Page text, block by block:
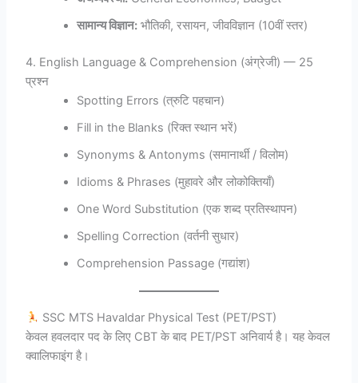
सामान्य विज्ञान: भौतिकी, रसायन, जीवविज्ञान (10वीं स्तर)
4. English Language & Comprehension (अंग्रेजी) — 25
प्रश्न
Spotting Errors (त्रुटि पहचान)
Fill in the Blanks (रिक्त स्थान भरें)
Synonyms & Antonyms (समानार्थी / विलोम)
Idioms & Phrases (मुहावरे और लोकोक्तियाँ)
One Word Substitution (एक शब्द प्रतिस्थापन)
Spelling Correction (वर्तनी सुधार)
Comprehension Passage (गद्यांश)
SSC MTS Havaldar Physical Test (PET/PST)
केवल हवलदार पद के लिए CBT के बाद PET/PST अनिवार्य है। यह केवल
क्वालिफाइंग है।